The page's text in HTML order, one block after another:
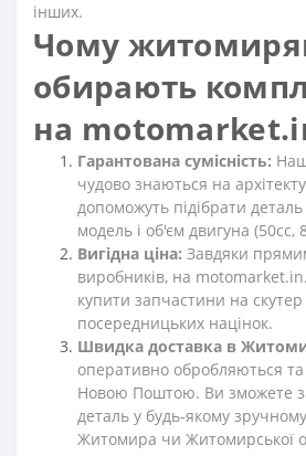
інших.
Чому
обирають
на
Гарантована сумісність:
чудово знаються на
допоможуть підібрати
модель і об'єм двигуна (50сс,
Вигідна ціна: Завдяки
виробників, на
купити запчастини на
посередницьких націнок.
Швидка доставка в
оперативно обробляються
Новою Поштою. Ви зможете
деталь у будь-якому зручному
Житомира чи Житомирської